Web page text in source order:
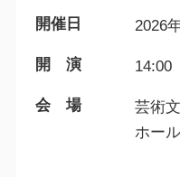
開催日 2026
開 演
会 場
芸術
ホール